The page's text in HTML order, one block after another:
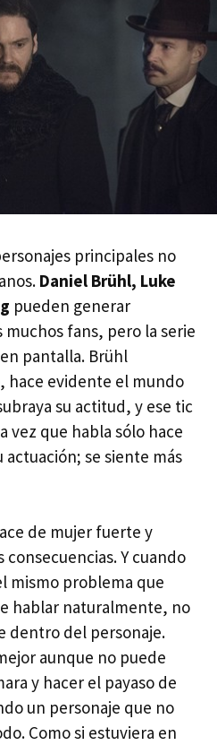
principales no
Daniel Brühl, Luke
pueden generar
muchos fans, pero la serie
pantalla. Brühl
hace evidente el mundo
su actitud, y ese tic
vez que habla sólo hace
actuación; se siente más
de mujer fuerte y
consecuencias. Y cuando
mismo problema que
hablar naturalmente, no
dentro del personaje.
aunque no puede
y hacer el payaso de
un personaje que no
Como si estuviera en